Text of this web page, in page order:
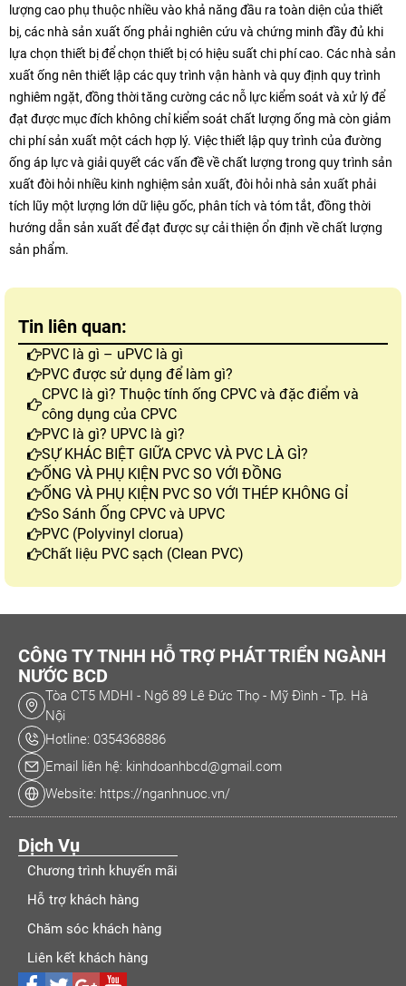
lượng cao phụ thuộc nhiều vào khả năng đầu ra toàn diện của thiết
bị, các nhà sản xuất ống phải nghiên cứu và chứng minh đầy đủ khi
lựa chọn thiết bị để chọn thiết bị có hiệu suất chi phí cao. Các nhà sản
xuất ống nên thiết lập các quy trình vận hành và quy định quy trình
nghiêm ngặt, đồng thời tăng cường các nỗ lực kiểm soát và xử lý để
đạt được mục đích không chỉ kiểm soát chất lượng ống mà còn giảm
chi phí sản xuất một cách hợp lý. Việc thiết lập quy trình của đường
ống áp lực và giải quyết các vấn đề về chất lượng trong quy trình sản
xuất đòi hỏi nhiều kinh nghiệm sản xuất, đòi hỏi nhà sản xuất phải
tích lũy một lượng lớn dữ liệu gốc, phân tích và tóm tắt, đồng thời
hướng dẫn sản xuất để đạt được sự cải thiện ổn định về chất lượng
sản phẩm.
Tin liên quan:
PVC là gì – uPVC là gì
PVC được sử dụng để làm gì?
CPVC là gì? Thuộc tính ống CPVC và đặc điểm và
công dụng của CPVC
PVC là gì? UPVC là gì?
SỰ KHÁC BIỆT GIỮA CPVC VÀ PVC LÀ GÌ?
ỐNG VÀ PHỤ KIỆN PVC SO VỚI ĐỒNG
ỐNG VÀ PHỤ KIỆN PVC SO VỚI THÉP KHÔNG GỈ
So Sánh Ống CPVC và UPVC
PVC (Polyvinyl clorua)
Chất liệu PVC sạch (Clean PVC)
CÔNG TY TNHH HỖ TRỢ PHÁT TRIỂN NGÀNH
NƯỚC BCD
Tòa CT5 MDHI - Ngõ 89 Lê Đức Thọ - Mỹ Đình - Tp. Hà
Nội
Hotline: 0354368886
Email liên hệ: kinhdoanhbcd@gmail.com
Website: https://nganhnuoc.vn/
Dịch Vụ
Chương trình khuyến mãi
Hỗ trợ khách hàng
Chăm sóc khách hàng
Liên kết khách hàng